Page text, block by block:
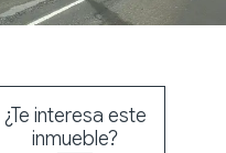
¿Te interesa este
inmueble?